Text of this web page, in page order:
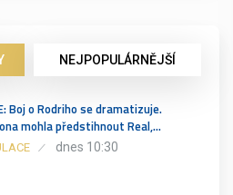
NEJPOPULÁRNĚJŠÍ
Boj o Rodriho se dramatizuje.
mohla předstihnout Real,…
dnes 10:30